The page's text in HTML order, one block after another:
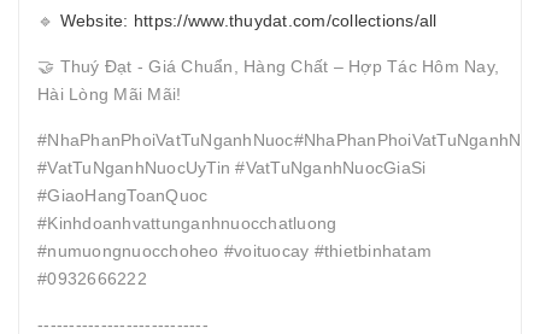
🔹 Website: https://www.thuydat.com/collections/all
🤝 Thuý Đạt - Giá Chuẩn, Hàng Chất – Hợp Tác Hôm Nay,
Hài Lòng Mãi Mãi!
#VatTuNganhNuocUyTin #VatTuNganhNuocGiaSi
#GiaoHangToanQuoc
#Kinhdoanhvattunganhnuocchatluong
#numuongnuocchoheo #voituocay #thietbinhatam
#0932666222
---------------------------